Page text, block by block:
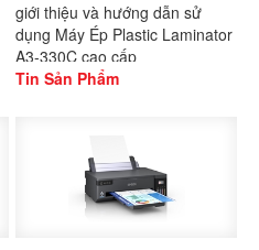
giới thiệu và hướng dẫn sử
dụng Máy Ép Plastic Laminator
A3-330C cao cấp
Tin Sản Phẩm